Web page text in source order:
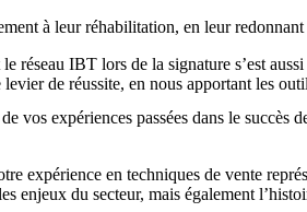
à leur réhabilitation, en leur
IBT lors de la signature s’est
de réussite, en nous apportant les
vos expériences passées dans le succès
expérience en techniques de vente
enjeux du secteur, mais également